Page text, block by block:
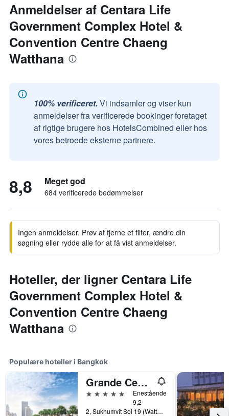
Anmeldelser af Centara Life
Government Complex Hotel &
Convention Centre Chaeng
Watthana
100% verificeret. Vi indsamler og viser kun
anmeldelser fra verificerede bookinger foretaget
af rigtige brugere hos HotelsCombined eller hos
vores betroede eksterne partnere.
8,8 Meget god
684 verificerede bedømmelser
Ingen anmeldelser. Prøv at fjerne et filter, ændre din
søgning eller rydde alle for at få vist anmeldelser.
Hoteller, der ligner Centara Life
Government Complex Hotel &
Convention Centre Chaeng
Watthana
Populære hoteller i Bangkok
Grande Centre Point Hotel Terminal 21
5 stjerner
Enestående
9,2
2, Sukhumvit Soi 19 (Wattana), Bangkok, Thailand